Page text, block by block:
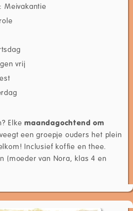
Meivakantie
vrij
Elkemaandagochtend om
een groepje ouders het plein
Inclusief koffie en thee.
(moeder van Nora, klas 4 en